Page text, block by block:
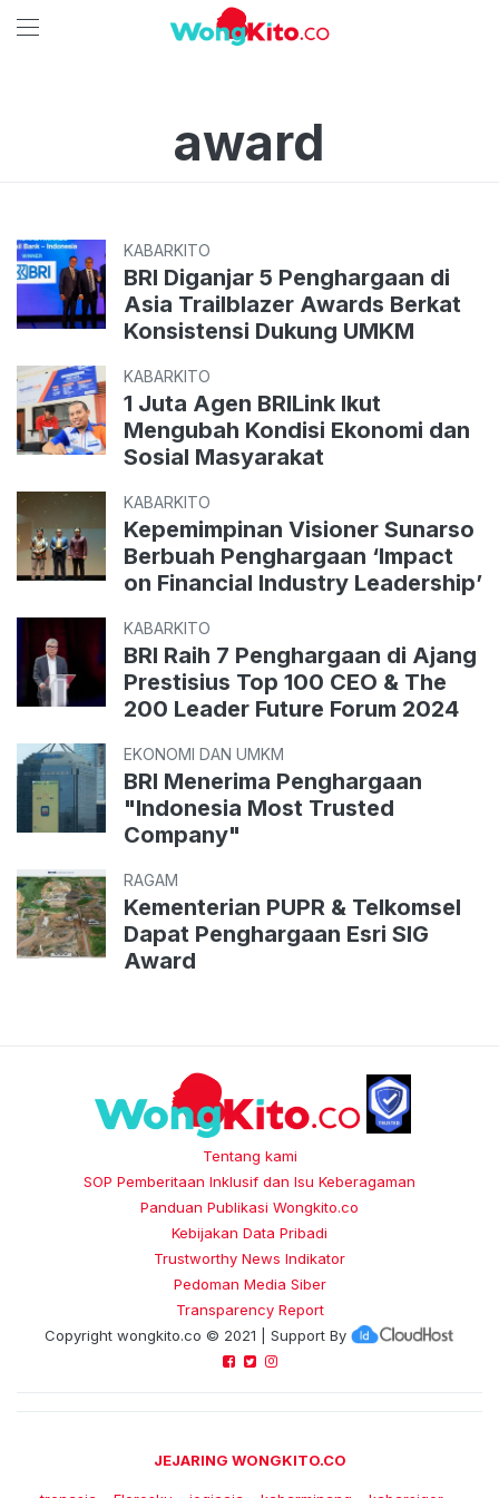
award
KABARKITO
BRI Diganjar 5 Penghargaan di
Asia Trailblazer Awards Berkat
Konsistensi Dukung UMKM
KABARKITO
1 Juta Agen BRILink Ikut
Mengubah Kondisi Ekonomi dan
Sosial Masyarakat
KABARKITO
Kepemimpinan Visioner Sunarso
Berbuah Penghargaan ‘Impact
on Financial Industry Leadership’
KABARKITO
BRI Raih 7 Penghargaan di Ajang
Prestisius Top 100 CEO & The
200 Leader Future Forum 2024
EKONOMI DAN UMKM
BRI Menerima Penghargaan
"Indonesia Most Trusted
Company"
RAGAM
Kementerian PUPR & Telkomsel
Dapat Penghargaan Esri SIG
Award
Tentang kami
SOP Pemberitaan Inklusif dan Isu Keberagaman
Panduan Publikasi Wongkito.co
Kebijakan Data Pribadi
Trustworthy News Indikator
Pedoman Media Siber
Transparency Report
Copyright wongkito.co © 2021 | Support By
JEJARING WONGKITO.CO